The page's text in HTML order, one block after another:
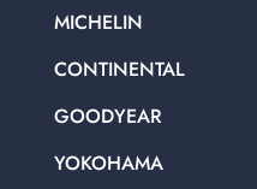
MICHELIN
CONTINENTAL
GOODYEAR
YOKOHAMA